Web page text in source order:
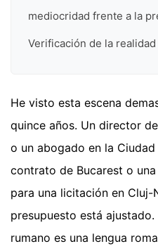
mediocridad frente a la
Verificación de la realidad
He visto esta escena
quince años. Un director
o un abogado en la
contrato de Bucarest o
para una licitación en Cluj-
presupuesto está
rumano es una lengua